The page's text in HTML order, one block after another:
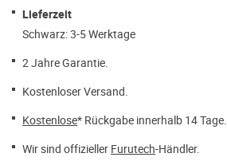
Lieferzeit
Schwarz: 3-5 Werktage
2 Jahre Garantie.
Kostenloser Versand.
Kostenlose* Rückgabe innerhalb 14 Tage.
Wir sind offizieller Furutech-Händler.